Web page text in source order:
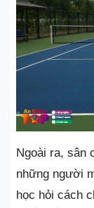
Ngoài ra, sân
những người
học hỏi cách